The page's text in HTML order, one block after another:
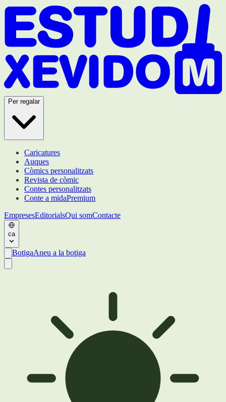
Per regalar
Caricatures
Auques
Còmics personalitzats
Revista de còmic
Contes personalitzats
Conte a midaPremium
EmpresesEditorialsQui somContacte
ca
BotigaAneu a la botiga